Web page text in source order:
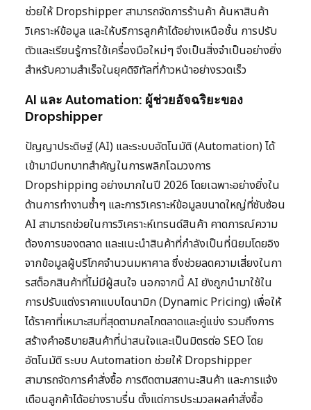
ช่วยให้ Dropshipper สามารถจัดการร้านค้า ค้นหาสินค้า
วิเคราะห์ข้อมูล และให้บริการลูกค้าได้อย่างเหนือชั้น การปรับ
ตัวและเรียนรู้การใช้เครื่องมือใหม่ๆ จึงเป็นสิ่งจำเป็นอย่างยิ่ง
สำหรับความสำเร็จในยุคดิจิทัลที่ก้าวหน้าอย่างรวดเร็ว
AI และ Automation: ผู้ช่วยอัจฉริยะของ
Dropshipper
ปัญญาประดิษฐ์ (AI) และระบบอัตโนมัติ (Automation) ได้
เข้ามามีบทบาทสำคัญในการพลิกโฉมวงการ
Dropshipping อย่างมากในปี 2026 โดยเฉพาะอย่างยิ่งใน
ด้านการทำงานซ้ำๆ และการวิเคราะห์ข้อมูลขนาดใหญ่ที่ซับซ้อน
AI สามารถช่วยในการวิเคราะห์เทรนด์สินค้า คาดการณ์ความ
ต้องการของตลาด และแนะนำสินค้าที่กำลังเป็นที่นิยมโดยอิง
จากข้อมูลผู้บริโภคจำนวนมหาศาล ซึ่งช่วยลดความเสี่ยงในกา
รสต็อกสินค้าที่ไม่มีผู้สนใจ นอกจากนี้ AI ยังถูกนำมาใช้ใน
การปรับแต่งราคาแบบไดนามิก (Dynamic Pricing) เพื่อให้
ได้ราคาที่เหมาะสมที่สุดตามกลไกตลาดและคู่แข่ง รวมถึงการ
สร้างคำอธิบายสินค้าที่น่าสนใจและเป็นมิตรต่อ SEO โดย
อัตโนมัติ ระบบ Automation ช่วยให้ Dropshipper
สามารถจัดการคำสั่งซื้อ การติดตามสถานะสินค้า และการแจ้ง
เตือนลูกค้าได้อย่างราบรื่น ตั้งแต่การประมวลผลคำสั่งซื้อ